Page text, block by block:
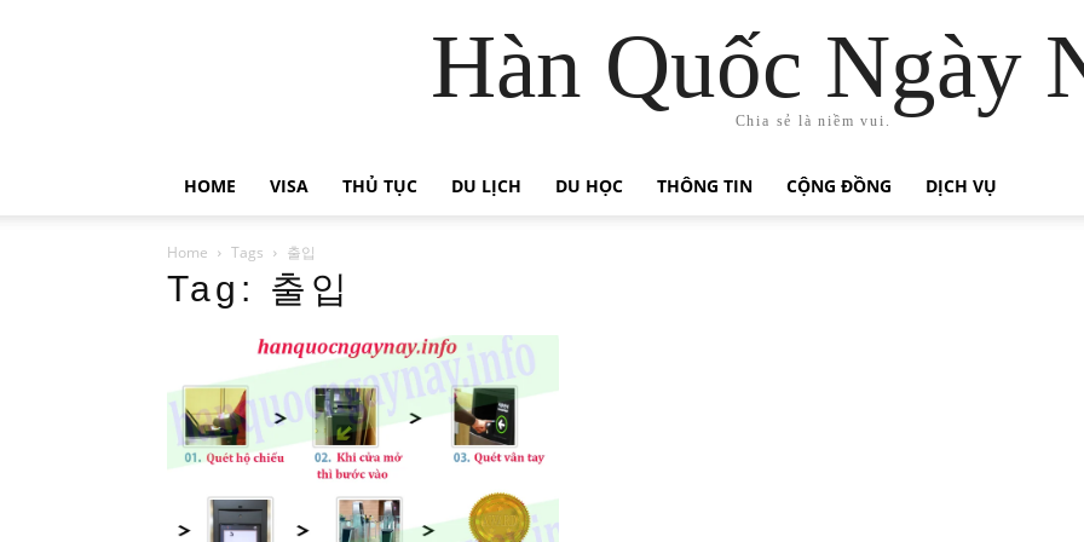
Hàn Quốc Ngày
Chia sẻ là niềm vui.
HOME VISA THỦ TỤC DU LỊCH DU HỌC THÔNG TIN CỘNG ĐỒNG DỊCH VỤ
Home Tags 출입
Tag: 출입